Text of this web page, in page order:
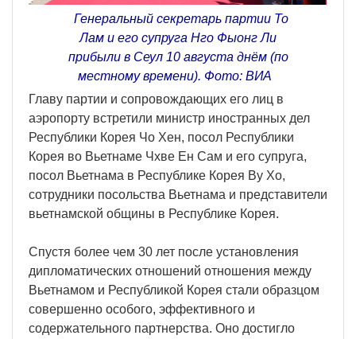
Генеральный секретарь партии То
Лам и его супруга Нго Фыонг Ли
прибыли в Сеул 10 августа днём (по
местному времени). Фото: ВИA
Главу партии и сопровождающих его лиц в
аэропорту встретили министр иностранных дел
Республики Корея Чо Хен, посол Республики
Корея во Вьетнаме Чхве Ен Сам и его супруга,
посол Вьетнама в Республике Корея Ву Хо,
сотрудники посольства Вьетнама и представители
вьетнамской общины в Республике Корея.
Спустя более чем 30 лет после установления
дипломатических отношений отношения между
Вьетнамом и Республикой Корея стали образцом
совершенно особого, эффективного и
содержательного партнерства. Оно достигло